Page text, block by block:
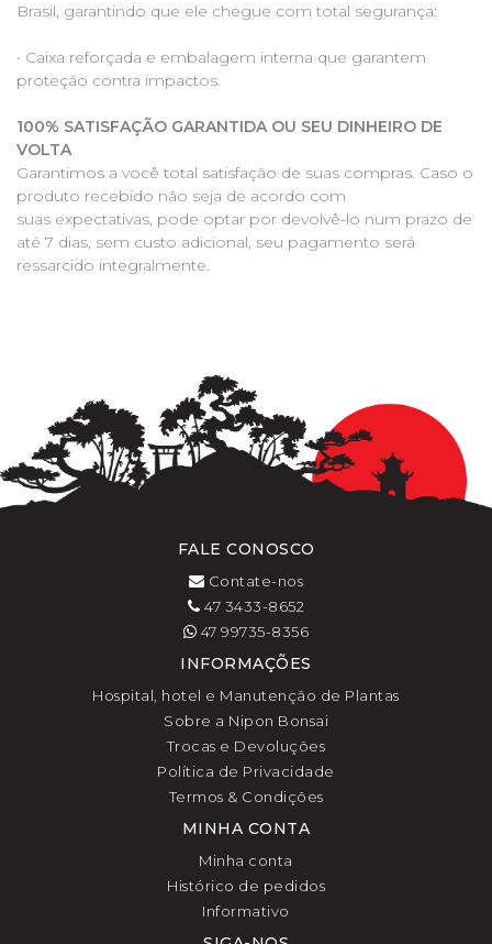
Brasil, garantindo que ele chegue com total segurança:
• Caixa reforçada e embalagem interna que garantem
proteção contra impactos.
100% SATISFAÇÃO GARANTIDA OU SEU DINHEIRO DE
VOLTA
Garantimos a você total satisfação de suas compras. Caso o
produto recebido não seja de acordo com
suas expectativas, pode optar por devolvê-lo num prazo de
até 7 dias, sem custo adicional, seu pagamento será
ressarcido integralmente.
FALE CONOSCO
Contate-nos
47 3433-8652
47 99735-8356
INFORMAÇÕES
Hospital, hotel e Manutenção de Plantas
Sobre a Nipon Bonsai
Trocas e Devoluções
Política de Privacidade
Termos & Condições
MINHA CONTA
Minha conta
Histórico de pedidos
Informativo